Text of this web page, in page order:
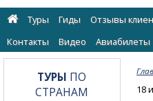
Туры Гиды Отзывы
Контакты
Видео Авиабилеты
18
ТУРЫ ПО
СТРАНАМ